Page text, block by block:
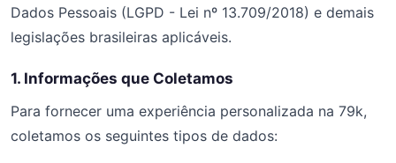
Dados Pessoais (LGPD - Lei nº 13.709/2018) e demais
legislações brasileiras aplicáveis.
1. Informações que Coletamos
Para fornecer uma experiência personalizada na 79k,
coletamos os seguintes tipos de dados: